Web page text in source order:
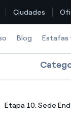
Ciudades
Blog Estafas
Etapa 10: Sede